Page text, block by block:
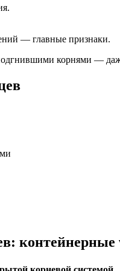
— главные признаки.
корнями —